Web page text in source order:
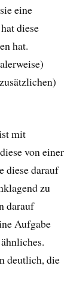
eine
diese
hat.
mit
von einer
diese darauf
zu
darauf
Aufgabe
deutlich, die